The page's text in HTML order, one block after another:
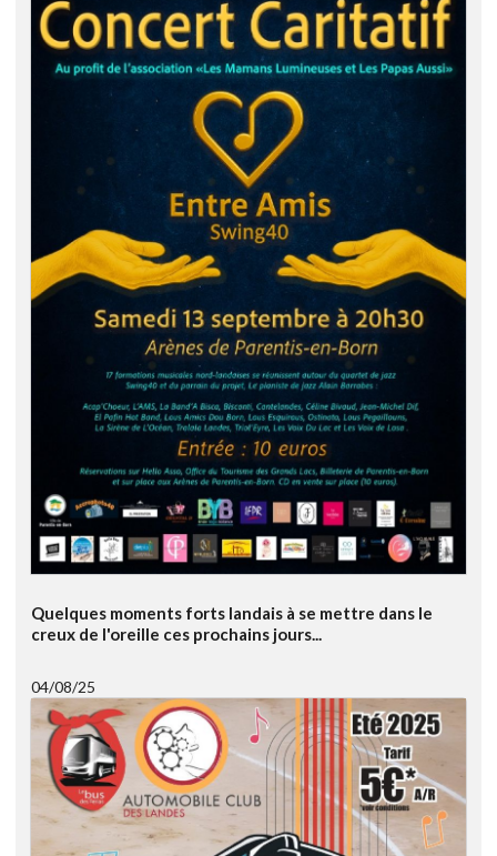
Quelques moments forts landais à se mettre dans le
creux de l'oreille ces prochains jours...
04/08/25